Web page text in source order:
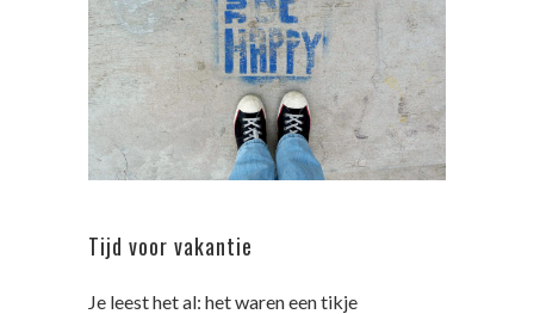
Tijd voor vakantie
Je leest het al: het waren een tikje